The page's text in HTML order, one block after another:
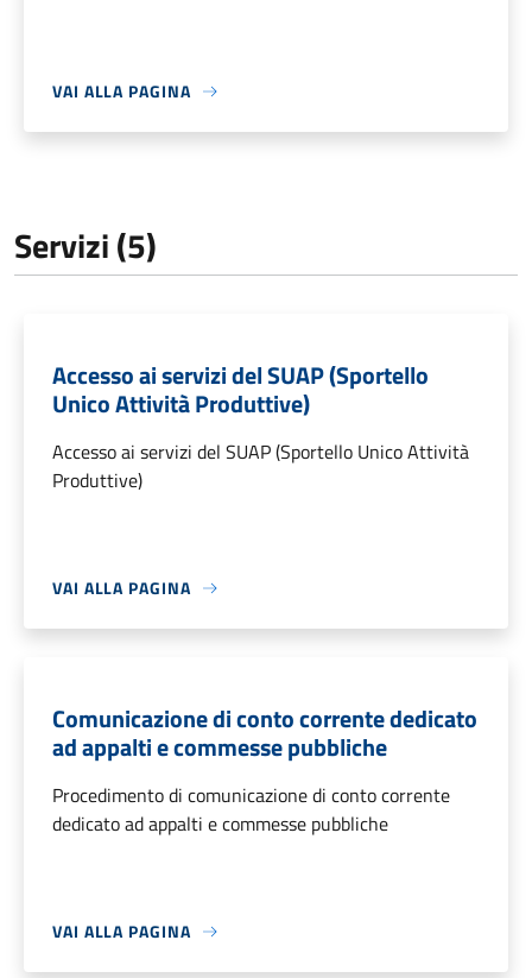
VAI ALLA PAGINA
Servizi (5)
Accesso ai servizi del SUAP (Sportello
Unico Attività Produttive)
Accesso ai servizi del SUAP (Sportello Unico Attività
Produttive)
VAI ALLA PAGINA
Comunicazione di conto corrente dedicato
ad appalti e commesse pubbliche
Procedimento di comunicazione di conto corrente
dedicato ad appalti e commesse pubbliche
VAI ALLA PAGINA